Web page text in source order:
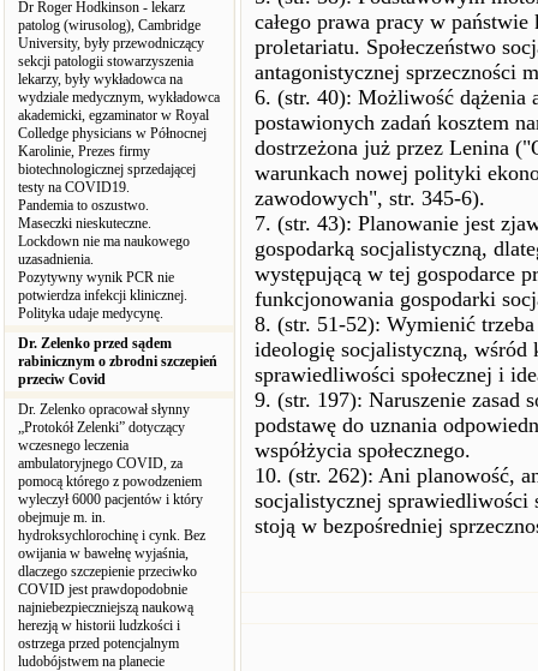
Dr Roger Hodkinson - lekarz
patolog (wirusolog), Cambridge
University, były przewodniczący
sekcji patologii stowarzyszenia
lekarzy, były wykładowca na
wydziale medycznym, wykładowca
akademicki, egzaminator w Royal
Colledge physicians w Północnej
Karolinie, Prezes firmy
biotechnologicznej sprzedającej
testy na COVID19.
Pandemia to oszustwo.
Maseczki nieskuteczne.
Lockdown nie ma naukowego
uzasadnienia.
Pozytywny wynik PCR nie
potwierdza infekcji klinicznej.
Polityka udaje medycynę.
Dr. Zelenko przed sądem
rabinicznym o zbrodni szczepień
przeciw Covid
Dr. Zelenko opracował słynny
„Protokół Zelenki” dotyczący
wczesnego leczenia
ambulatoryjnego COVID, za
pomocą którego z powodzeniem
wyleczył 6000 pacjentów i który
obejmuje m. in.
hydroksychlorochinę i cynk. Bez
owijania w bawełnę wyjaśnia,
dlaczego szczepienie przeciwko
COVID jest prawdopodobnie
najniebezpieczniejszą naukową
herezją w historii ludzkości i
ostrzega przed potencjalnym
ludobójstwem na planecie
całego prawa pracy w
proletariatu. Społeczeństwo
antagonistycznej sprzeczności
6. (str. 40): Możliwość dążenia
postawionych zadań kosztem
dostrzeżona już przez Lenina
warunkach nowej polityki
zawodowych", str. 345-6).
7. (str. 43): Planowanie jest
gospodarką socjalistyczną,
występującą w tej gospodarce
funkcjonowania gospodarki
8. (str. 51-52): Wymienić
ideologię socjalistyczną,
sprawiedliwości społecznej i
9. (str. 197): Naruszenie zasad
podstawę do uznania
współżycia społecznego.
10. (str. 262): Ani planowość,
socjalistycznej sprawiedliwości
stoją w bezpośredniej